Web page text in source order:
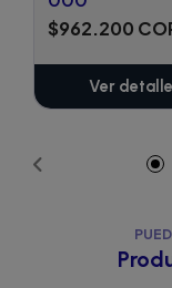
$962.200
Ver